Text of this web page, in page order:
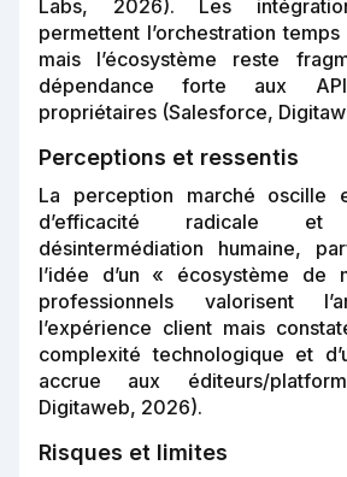
Labs, 2026). Les
permettent l’orchestration
mais l’écosystème reste
dépendance forte aux
propriétaires (Salesforce,
Perceptions et ressentis
La perception marché oscille
d’efficacité radicale
désintermédiation humaine,
l’idée d’un « écosystème de
professionnels valorisent
l’expérience client mais
complexité technologique et
accrue aux éditeurs/
Digitaweb, 2026).
Risques et limites